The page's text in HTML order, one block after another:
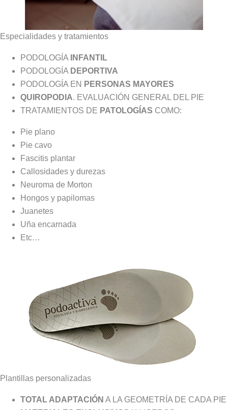
Especialidades y tratamientos
PODOLOGÍA
INFANTIL
PODOLOGÍA DEPORTIVA
PODOLOGÍA EN PERSONAS MAYORES
QUIROPODIA. EVALUACIÓN GENERAL DEL PIE
TRATAMIENTOS DE PATOLOGÍAS COMO:
Pie plano
Pie cavo
Fascitis plantar
Callosidades y durezas
Neuroma de Morton
Hongos y papilomas
Juanetes
Uña encarnada
Etc…
Plantillas personalizadas
TOTAL ADAPTACIÓN A LA GEOMETRÍA DE CADA PIE